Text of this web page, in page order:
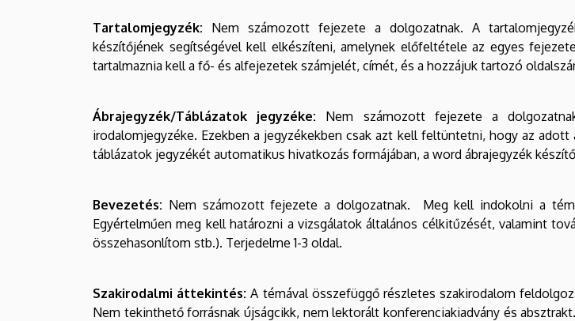
Tartalomjegyzék: Nem számozott fejezete a dolgozatnak. A
készítőjének segítségével kell elkészíteni, amelynek előfeltétele az egyes
tartalmaznia kell a fő- és alfejezetek számjelét, címét, és a hozzájuk tartozó
Ábrajegyzék/Táblázatok jegyzéke: Nem számozott fejezete a
irodalomjegyzéke. Ezekben a jegyzékekben csak azt kell feltüntetni, hogy az
táblázatok jegyzékét automatikus hivatkozás formájában, a word ábrajegyzék
Bevezetés: Nem számozott fejezete a dolgozatnak. Meg kell indokolni a
Egyértelműen meg kell határozni a vizsgálatok általános célkitűzését, valamint
összehasonlítom stb.). Terjedelme 1-3 oldal.
Szakirodalmi áttekintés: A témával összefüggő részletes szakirodalom
Nem tekinthető forrásnak újságcikk, nem lektorált konferenciakiadvány és